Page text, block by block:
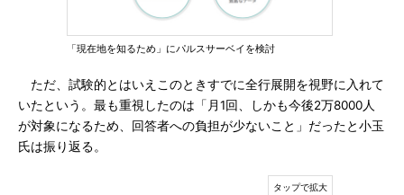
「現在地を知るため」にパルスサーベイを検討
ただ、試験的とはいえこのときすでに全行展開を視野に入れて
いたという。最も重視したのは「月1回、しかも今後2万8000人
が対象になるため、回答者への負担が少ないこと」だったと小玉
氏は振り返る。